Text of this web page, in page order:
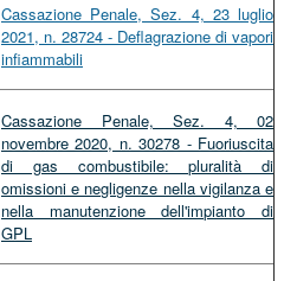
Cassazione Penale, Sez. 4, 23 luglio
2021, n. 28724 - Deflagrazione di vapori
infiammabili
Cassazione Penale, Sez. 4, 02
novembre 2020, n. 30278 - Fuoriuscita
di gas combustibile: pluralità di
omissioni e negligenze nella vigilanza e
nella manutenzione dell'impianto di
GPL